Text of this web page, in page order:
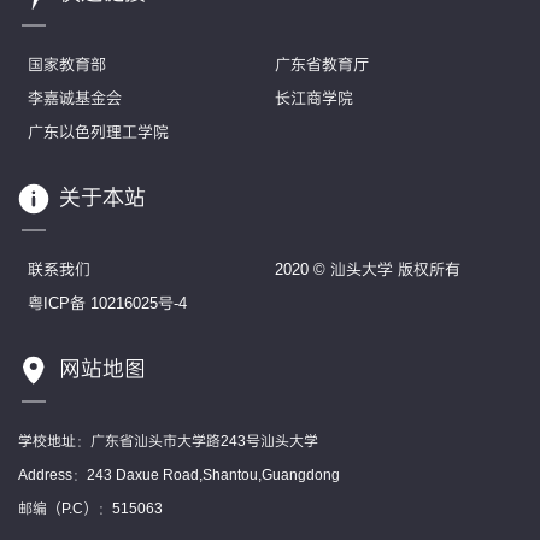
国家教育部
广东省教育厅
李嘉诚基金会
长江商学院
广东以色列理工学院
关于本站
联系我们
2020 © 汕头大学 版权所有
粤ICP备 10216025号-4
网站地图
学校地址：广东省汕头市大学路243号汕头大学
Address：243 Daxue Road,Shantou,Guangdong
邮编（P.C）：515063